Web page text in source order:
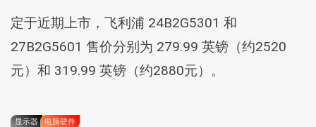
定于近期上市，飞利浦 24B2G5301 和
27B2G5601 售价分别为 279.99 英镑（约2520
元）和 319.99 英镑（约2880元）。
显示器 电脑硬件